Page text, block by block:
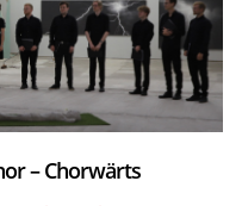
– Chorwärts